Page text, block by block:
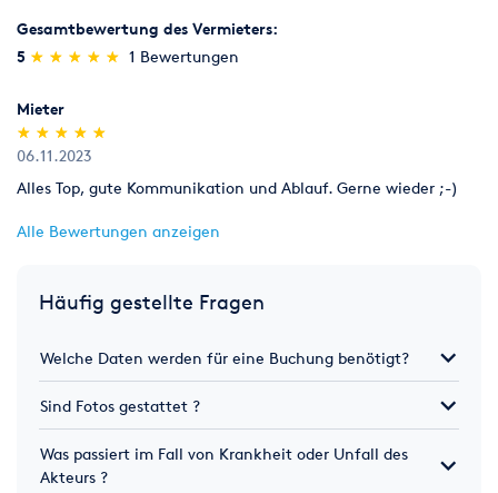
Gesamtbewertung des Vermieters:
5 (*)
★
★
(*) ★
★
(*) ★
★
(*) ★
★
(*) ★
★ 1 Bewertungen
Mieter
(*)
★
★
(*) ★
★
(*) ★
★
(*) ★
★
(*) ★
★
06.11.2023
Alles Top, gute Kommunikation und Ablauf. Gerne wieder ;-)
Alle Bewertungen anzeigen
Häufig gestellte Fragen
Welche Daten werden für eine Buchung benötigt?
Sind Fotos gestattet ?
Was passiert im Fall von Krankheit oder Unfall des
Akteurs ?